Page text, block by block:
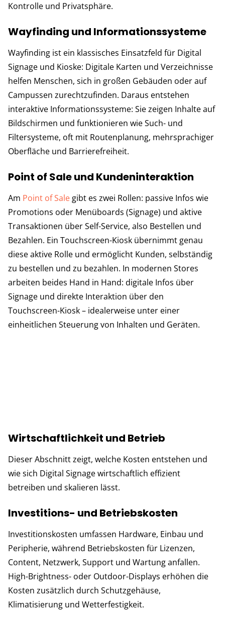
Kontrolle und Privatsphäre.
Wayfinding und Informationssysteme
Wayfinding ist ein klassisches Einsatzfeld für Digital
Signage und Kioske: Digitale Karten und Verzeichnisse
helfen Menschen, sich in großen Gebäuden oder auf
Campussen zurechtzufinden. Daraus entstehen
interaktive Informationssysteme: Sie zeigen Inhalte auf
Bildschirmen und funktionieren wie Such- und
Filtersysteme, oft mit Routenplanung, mehrsprachiger
Oberfläche und Barrierefreiheit.
Point of Sale und Kundeninteraktion
Am Point of Salegibt es zwei Rollen: passive Infos wie
Promotions oder Menüboards (Signage) und aktive
Transaktionen über Self-Service, also Bestellen und
Bezahlen. Ein Touchscreen-Kiosk übernimmt genau
diese aktive Rolle und ermöglicht Kunden, selbständig
zu bestellen und zu bezahlen. In modernen Stores
arbeiten beides Hand in Hand: digitale Infos über
Signage und direkte Interaktion über den
Touchscreen-Kiosk – idealerweise unter einer
einheitlichen Steuerung von Inhalten und Geräten.
Wirtschaftlichkeit und Betrieb
Dieser Abschnitt zeigt, welche Kosten entstehen und
wie sich Digital Signage wirtschaftlich effizient
betreiben und skalieren lässt.
Investitions- und Betriebskosten
Investitionskosten umfassen Hardware, Einbau und
Peripherie, während Betriebskosten für Lizenzen,
Content, Netzwerk, Support und Wartung anfallen.
High-Brightness- oder Outdoor-Displays erhöhen die
Kosten zusätzlich durch Schutzgehäuse,
Klimatisierung und Wetterfestigkeit.